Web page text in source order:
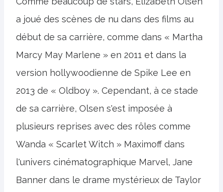
a joué des scènes de nu dans des films au
début de sa carrière, comme dans « Martha
Marcy May Marlene » en 2011 et dans la
version hollywoodienne de Spike Lee en
2013 de « Oldboy ». Cependant, à ce stade
de sa carrière, Olsen s'est imposée à
plusieurs reprises avec des rôles comme
Wanda « Scarlet Witch » Maximoff dans
l'univers cinématographique Marvel, Jane
Banner dans le drame mystérieux de Taylor